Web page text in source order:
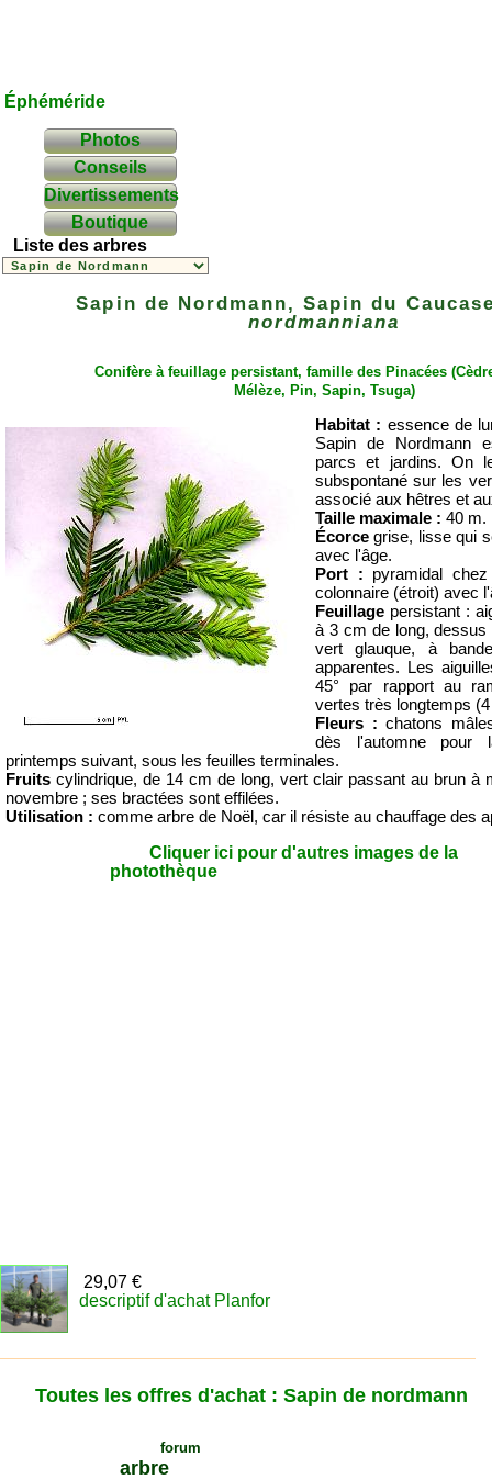
Éphéméride
Photos
Conseils
Divertissements
Boutique
Liste des arbres
Sapin de Nordmann, Sapin du
nordmanniana
Conifère à feuillage persistant, famille des Pinacées(
Mélèze, Pin, Sapin, Tsuga)
Habitat : essence de
Sapin de Nordmann
parcs et jardins. On
subspontané sur les
associé aux hêtres et
Taille maximale : 40 m.
Écorcegrise, lisse qui
avec l'âge.
Port : pyramidal
colonnaire (étroit) avec
Feuillage persistant :
à 3 cm de long,
vert glauque, à
apparentes. Les
45° par rapport au
vertes très longtemps
Fleurs :chatons
dès l'automne pour
printemps suivant, sous les feuilles terminales.
Fruits cylindrique, de 14 cm de long, vert clair passant au brun à
novembre ; ses bractées sont effilées.
Utilisation : comme arbre de Noël, car il résiste au chauffage des
Cliquer ici pour d'autres images de la
photothèque
29,07 €
descriptif d'achat Planfor
Toutes les offres d'achat : Sapin de nordmann
forum
arbre